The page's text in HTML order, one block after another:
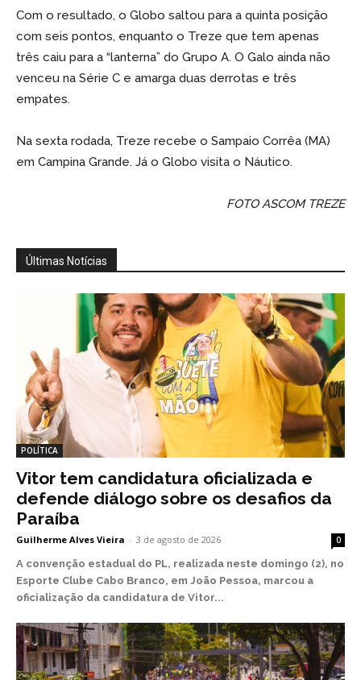
Com o resultado, o Globo saltou para a quinta posição
com seis pontos, enquanto o Treze que tem apenas
três caiu para a “lanterna” do Grupo A. O Galo ainda não
venceu na Série C e amarga duas derrotas e três
empates.
Na sexta rodada, Treze recebe o Sampaio Corrêa (MA)
em Campina Grande. Já o Globo visita o Náutico.
FOTO ASCOM TREZE
Últimas Notícias
POLÍTICA
Vitor tem candidatura oficializada e
defende diálogo sobre os desafios da
Paraíba
Guilherme Alves Vieira - 3 de agosto de 2026 0
A convenção estadual do PL, realizada neste domingo (2), no
Esporte Clube Cabo Branco, em João Pessoa, marcou a
oficialização da candidatura de Vitor...